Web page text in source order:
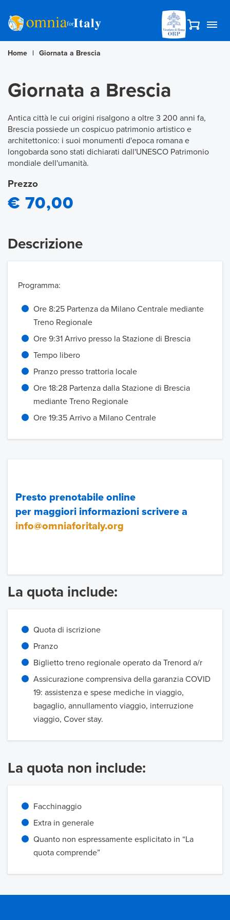
Home | Giornata a Brescia
Giornata a Brescia
Antica città le cui origini risalgono a oltre 3 200 anni fa,
Brescia possiede un cospicuo patrimonio artistico e
architettonico: i suoi monumenti d'epoca romana e
longobarda sono stati dichiarati dall'UNESCO Patrimonio
mondiale dell'umanità.
Prezzo
€ 70,00
Descrizione
Programma:
Ore 8:25 Partenza da Milano Centrale mediante
Treno Regionale
Ore 9:31 Arrivo presso la Stazione di Brescia
Tempo libero
Pranzo presso trattoria locale
Ore 18:28 Partenza dalla Stazione di Brescia
mediante Treno Regionale
Ore 19:35 Arrivo a Milano Centrale
Presto prenotabile online
per maggiori informazioni scrivere a
info@omniaforitaly.org
La quota include:
Quota di iscrizione
Pranzo
Biglietto treno regionale operato da Trenord a/r
Assicurazione comprensiva della garanzia COVID
19: assistenza e spese mediche in viaggio,
bagaglio, annullamento viaggio, interruzione
viaggio, Cover stay.
La quota non include:
Facchinaggio
Extra in generale
Quanto non espressamente esplicitato in “La
quota comprende”